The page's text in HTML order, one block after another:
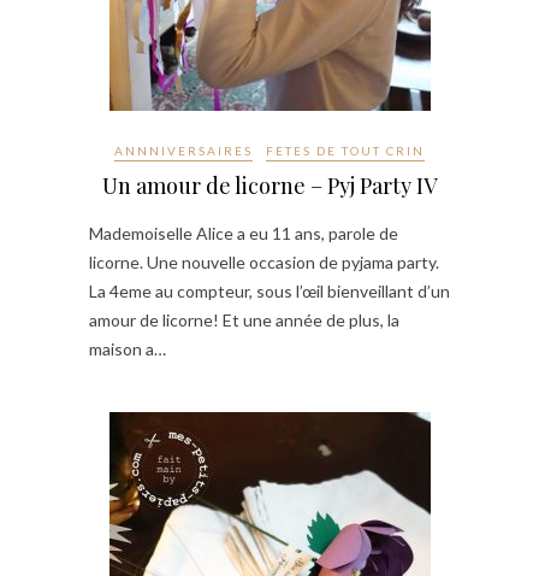
ANNNIVERSAIRES FETES DE TOUT CRIN
Un amour de licorne – Pyj Party IV
Mademoiselle Alice a eu 11 ans, parole de
licorne. Une nouvelle occasion de pyjama party.
La 4eme au compteur, sous l’œil bienveillant d’un
amour de licorne! Et une année de plus, la
maison a…